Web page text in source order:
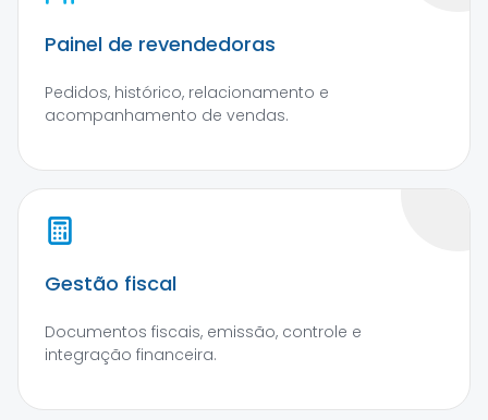
Painel de revendedoras
Pedidos, histórico, relacionamento e
acompanhamento de vendas.
Gestão fiscal
Documentos fiscais, emissão, controle e
integração financeira.